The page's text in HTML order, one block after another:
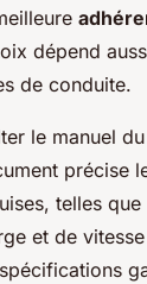
dépend
de conduite.
le manuel
précise
telles
et de